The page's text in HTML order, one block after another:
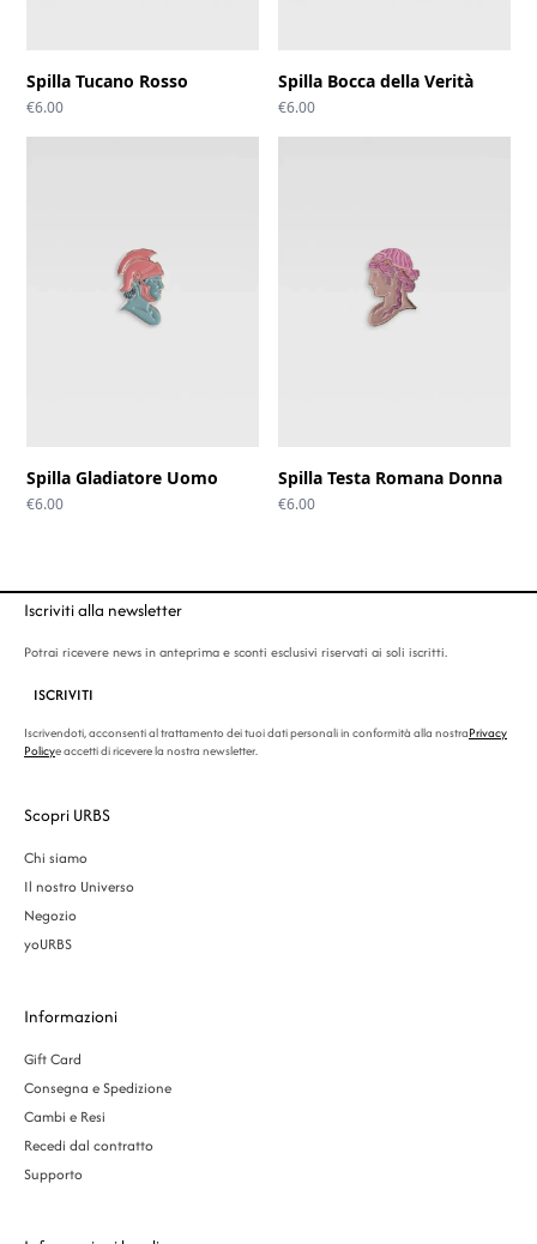
Spilla Tucano Rosso
€6.00
Spilla Bocca della Verità
€6.00
Spilla Gladiatore Uomo
€6.00
Spilla Testa Romana Donna
€6.00
Iscriviti alla newsletter
Potrai ricevere news in anteprima e sconti esclusivi riservati ai soli iscritti.
ISCRIVITI
Iscrivendoti, acconsenti al trattamento dei tuoi dati personali in conformità alla nostraPrivacy
Policye accetti di ricevere la nostra newsletter.
Scopri URBS
Chi siamo
Il nostro Universo
Negozio
yoURBS
Informazioni
Gift Card
Consegna e Spedizione
Cambi e Resi
Recedi dal contratto
Supporto